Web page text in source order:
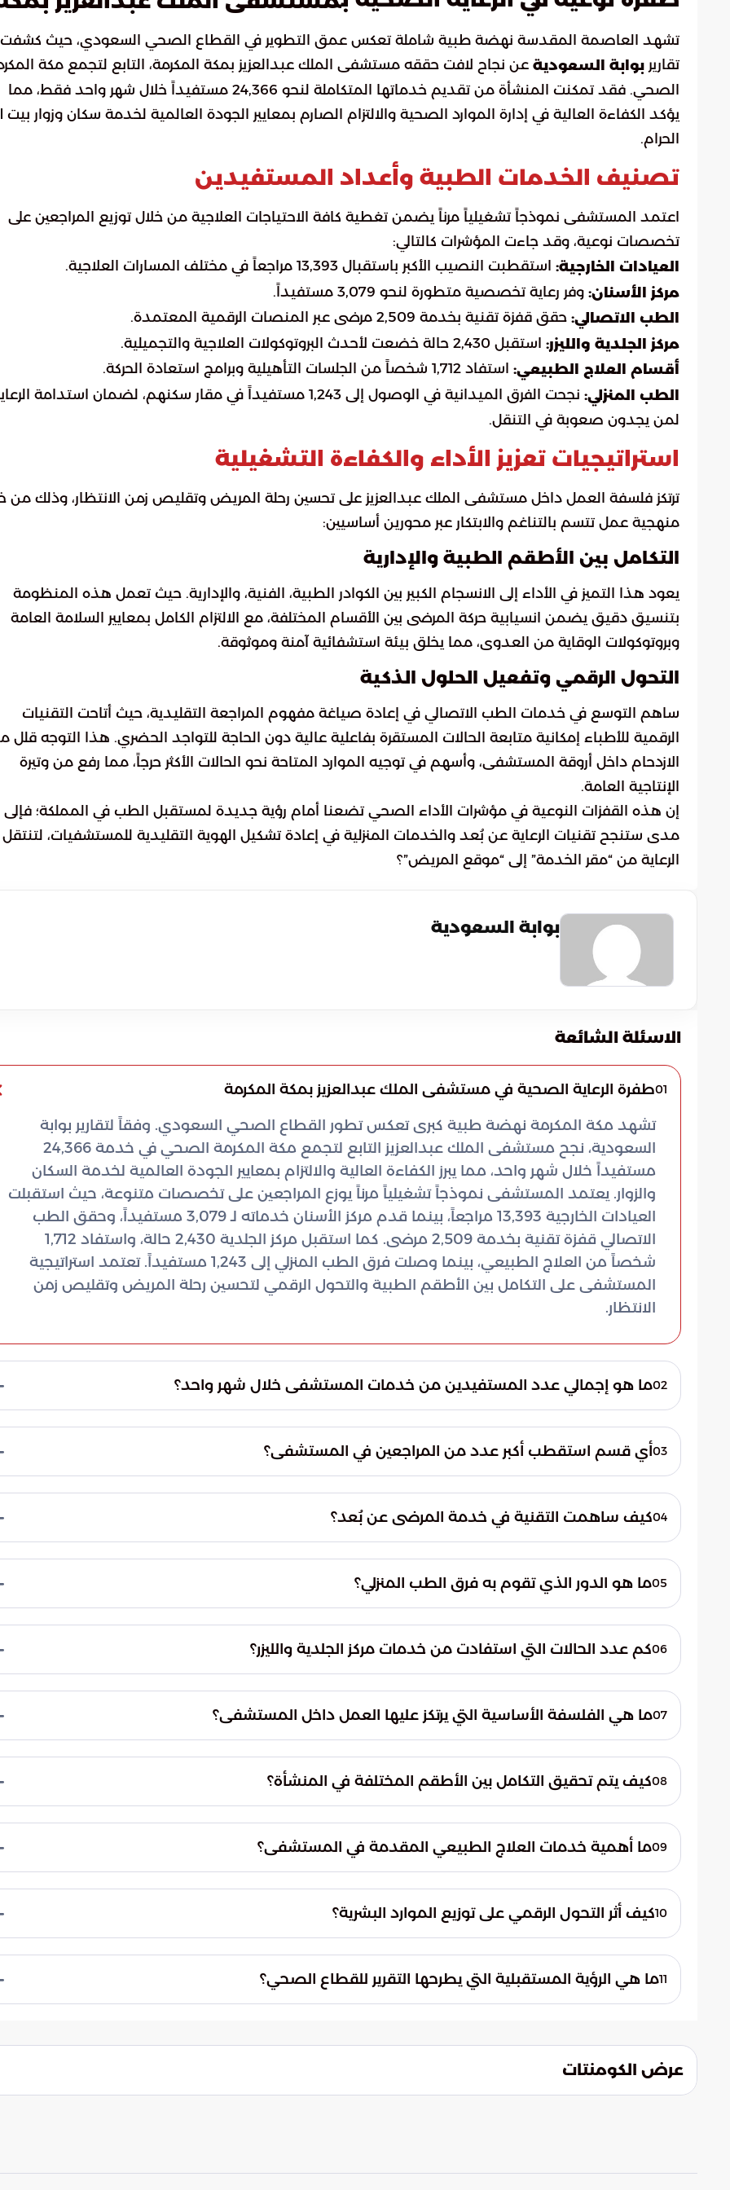
تشهد العاصمة المقدسة نهضة طبية شاملة تعكس عمق التطوير في القطاع الصحي السعودي، حيث كشفت
تقارير بوابة السعودية عن نجاح لافت حققه مستشفى الملك عبدالعزيز بمكة المكرمة، التابع لتجمع مكة
الصحي. فقد تمكنت المنشأة من تقديم خدماتها المتكاملة لنحو 24,366 مستفيداً خلال شهر واحد فقط، مما
يؤكد الكفاءة العالية في إدارة الموارد الصحية والالتزام الصارم بمعايير الجودة العالمية لخدمة سكان وزوار بيت
الحرام.
تصنيف الخدمات الطبية وأعداد المستفيدين
اعتمد المستشفى نموذجاً تشغيلياً مرناً يضمن تغطية كافة الاحتياجات العلاجية من خلال توزيع المراجعين على
تخصصات نوعية، وقد جاءت المؤشرات كالتالي:
العيادات الخارجية: استقطبت النصيب الأكبر باستقبال 13,393 مراجعاً في مختلف المسارات العلاجية.
مركز الأسنان: وفر رعاية تخصصية متطورة لنحو 3,079 مستفيداً.
الطب الاتصالي: حقق قفزة تقنية بخدمة 2,509 مرضى عبر المنصات الرقمية المعتمدة.
مركز الجلدية والليزر: استقبل 2,430 حالة خضعت لأحدث البروتوكولات العلاجية والتجميلية.
أقسام العلاج الطبيعي: استفاد 1,712 شخصاً من الجلسات التأهيلية وبرامج استعادة الحركة.
الطب المنزلي:
نجحت الفرق الميدانية في الوصول إلى 1,243 مستفيداً في مقار سكنهم، لضمان استدامة
لمن يجدون صعوبة في التنقل.
استراتيجيات تعزيز الأداء والكفاءة التشغيلية
ترتكز فلسفة العمل داخل مستشفى الملك عبدالعزيز على تحسين رحلة المريض وتقليص زمن الانتظار، وذلك من
منهجية عمل تتسم بالتناغم والابتكار عبر محورين أساسيين:
التكامل بين الأطقم الطبية والإدارية
يعود هذا التميز في الأداء إلى الانسجام الكبير بين الكوادر الطبية، الفنية، والإدارية. حيث تعمل هذه المنظومة
بتنسيق دقيق يضمن انسيابية حركة المرضى بين الأقسام المختلفة، مع الالتزام الكامل بمعايير السلامة العامة
وبروتوكولات الوقاية من العدوى، مما يخلق بيئة استشفائية آمنة وموثوقة.
التحول الرقمي وتفعيل الحلول الذكية
ساهم التوسع في خدمات الطب الاتصالي في إعادة صياغة مفهوم المراجعة التقليدية، حيث أتاحت التقنيات
الرقمية للأطباء إمكانية متابعة الحالات المستقرة بفاعلية عالية دون الحاجة للتواجد الحضري. هذا التوجه قلل
الازدحام داخل أروقة المستشفى، وأسهم في توجيه الموارد المتاحة نحو الحالات الأكثر حرجاً، مما رفع من وتيرة
الإنتاجية العامة.
إن هذه القفزات النوعية في مؤشرات الأداء الصحي تضعنا أمام رؤية جديدة لمستقبل الطب في المملكة؛
مدى ستنجح تقنيات الرعاية عن بُعد والخدمات المنزلية في إعادة تشكيل الهوية التقليدية للمستشفيات، لتنتقل
الرعاية من “مقر الخدمة” إلى “موقع المريض”؟
بوابة السعودية
الاسئلة الشائعة
01طفرة الرعاية الصحية في مستشفى الملك عبدالعزيز بمكة المكرمة
تشهد مكة المكرمة نهضة طبية كبرى تعكس تطور القطاع الصحي السعودي. وفقاً لتقارير بوابة
السعودية، نجح مستشفى الملك عبدالعزيز التابع لتجمع مكة المكرمة الصحي في خدمة 24,366
مستفيداً خلال شهر واحد، مما يبرز الكفاءة العالية والالتزام بمعايير الجودة العالمية لخدمة السكان
والزوار. يعتمد المستشفى نموذجاً تشغيلياً مرناً يوزع المراجعين على تخصصات متنوعة، حيث استقبلت
العيادات الخارجية 13,393 مراجعاً، بينما قدم مركز الأسنان خدماته لـ 3,079 مستفيداً، وحقق الطب
الاتصالي قفزة تقنية بخدمة 2,509 مرضى. كما استقبل مركز الجلدية 2,430 حالة، واستفاد 1,712
شخصاً من العلاج الطبيعي، بينما وصلت فرق الطب المنزلي إلى 1,243 مستفيداً. تعتمد استراتيجية
المستشفى على التكامل بين الأطقم الطبية والتحول الرقمي لتحسين رحلة المريض وتقليص زمن
الانتظار.
02ما هو إجمالي عدد المستفيدين من خدمات المستشفى خلال شهر واحد؟
نحو 24,366 مستفيداً خلال فترة شهر واحد فقط، مما يعكس القدرة الاستيعابية الكبيرة للمنشأة.03أي قسم استقطب أكبر عدد من المراجعين في المستشفى؟
العلاجية المختلفة 13,393 مراجعاً، مما يجعلها القسم الأكثر إشغالاً داخل المستشفى.04كيف ساهمت التقنية في خدمة المرضى عن بُعد؟
في متابعة الحالات المستقرة بفعالية وتقليل الازدحام داخل أروقة المستشفى وتوفير الجهد على05ما هو الدور الذي تقوم به فرق الطب المنزلي؟
الخدمة إلى ضمان استدامة الرعاية الصحية للأشخاص الذين يجدون صعوبة في التنقل والوصول إلى
المستشفى.
06كم عدد الحالات التي استفادت من خدمات مركز الجلدية والليزر؟
المعتمدة، مما يعكس تطور الخدمات التخصصية النوعية التي يوفرها المستشفى.07ما هي الفلسفة الأساسية التي يرتكز عليها العمل داخل المستشفى؟
بالتناغم بين الكوادر والابتكار في تقديم الخدمات الطبية والإدارية.08كيف يتم تحقيق التكامل بين الأطقم المختلفة في المنشأة؟
المرضى بين الأقسام، مع الالتزام الصارم بمعايير السلامة العامة وبروتوكولات الوقاية من العدوى.09ما أهمية خدمات العلاج الطبيعي المقدمة في المستشفى؟
جودة حياة المرضى ومساعدتهم على استعادة وظائفهم البدنية بفاعلية.10كيف أثر التحول الرقمي على توزيع الموارد البشرية؟
الموارد الطبية المتاحة نحو الحالات الأكثر حرجاً ورفع وتيرة الإنتاجية العامة للمستشفى. 11ما هي الرؤية المستقبلية التي يطرحها التقرير للقطاع الصحي؟
عرض الكومنتات